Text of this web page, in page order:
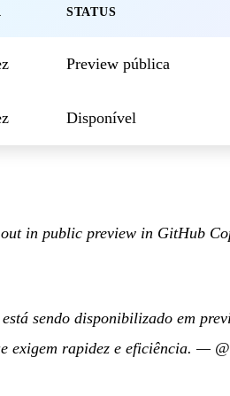
STATUS
Preview pública
Disponível
in public preview in GitHub
sendo disponibilizado em
exigem rapidez e eficiência. —